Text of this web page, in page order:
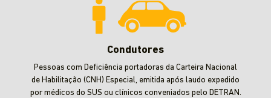
Condutores
Pessoas com Deficiência portadoras da Carteira Nacional
de Habilitação (CNH) Especial, emitida após laudo expedido
por médicos do SUS ou clínicos conveniados pelo DETRAN.